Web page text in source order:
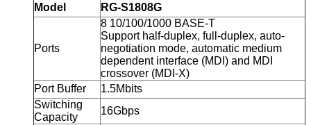
Model RG-S1808G
Ports
8 10/100/1000 BASE-T
Support half-duplex, full-duplex, auto-
negotiation mode, automatic medium
dependent interface (MDI) and MDI
crossover (MDI-X)
Port Buffer
1.5Mbits
Switching
Capacity
16Gbps